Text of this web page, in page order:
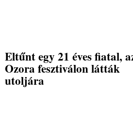
Eltűnt egy 21 éves fiatal,
Ozora fesztiválon látták
utoljára